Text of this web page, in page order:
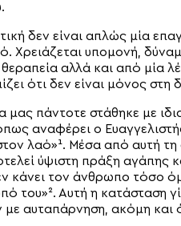
δεν είναι απλώς μία
Χρειάζεται υπομονή,
αλλά και από μία
ότι δεν είναι μόνος στη
μας πάντοτε στάθηκε με
αναφέρει ο
λαό»¹. Μέσα από αυτή
ύψιστη πράξη αγάπης
κάνει τον άνθρωπο τόσο
του»². Αυτή η κατάσταση
με αυταπάρνηση, ακόμη και